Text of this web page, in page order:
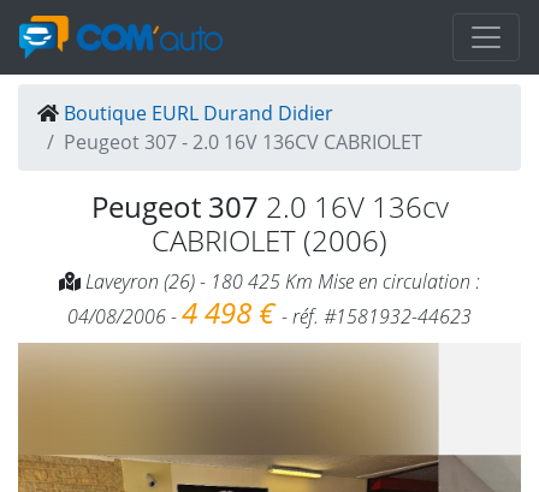
Boutique EURL Durand Didier
Peugeot 307 - 2.0 16V 136CV CABRIOLET
Peugeot 307 2.0 16V 136cv
CABRIOLET (2006)
Laveyron (26) - 180 425 Km Mise en circulation :
04/08/2006 -4 498 €- réf. #1581932-44623